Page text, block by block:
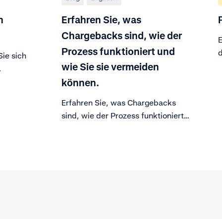
sich
Erfahren Sie, was
Chargebacks sind, wie der
Prozess funktioniert und
wie Sie sie vermeiden
können.
Erfahren Sie, was Chargebacks
sind, wie der Prozess funktioniert